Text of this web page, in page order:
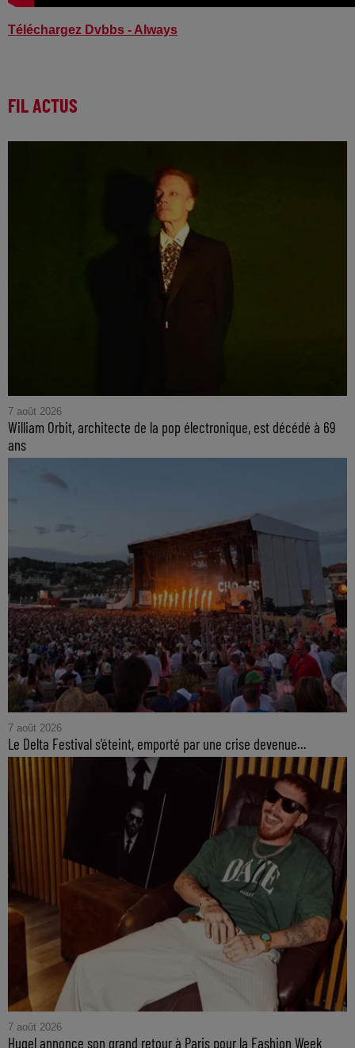
Téléchargez Dvbbs - Always
FIL ACTUS
7 août 2026
William Orbit, architecte de la pop électronique, est décédé à 69
ans
7 août 2026
Le Delta Festival s'éteint, emporté par une crise devenue...
7 août 2026
Hugel annonce son grand retour à Paris pour la Fashion Week